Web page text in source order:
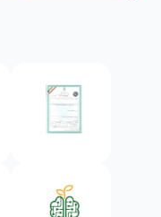
ساختمان‌سازی و دکوراسیون
انواع مصالح ساختمانی
کف‌پوش،کاغذ دیواری،